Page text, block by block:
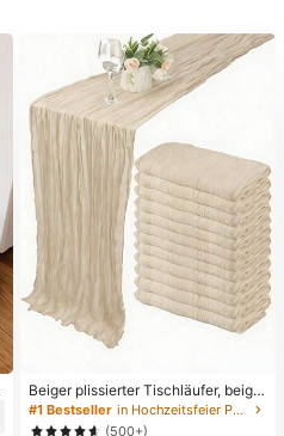
Beiger plissierter Tischläufer, beige
Tischdecke, Geburtstagsfeier-Zub
ehör, Geburtstagsdekoration, hellbr
#1 Bestseller
in Hochzeitsfeier Party-Tischdecke
(500+)